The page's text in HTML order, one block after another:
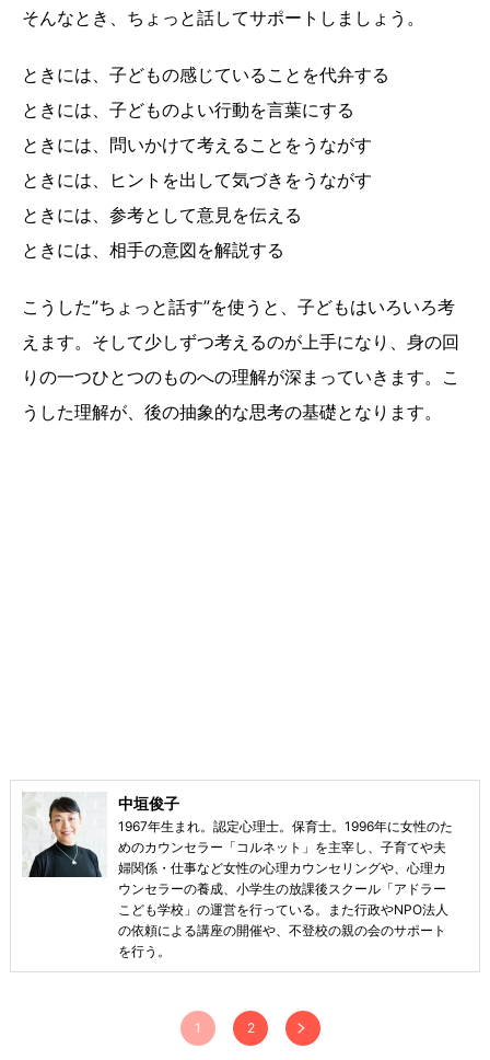
そんなとき、ちょっと話してサポートしましょう。
ときには、子どもの感じていることを代弁する
ときには、子どものよい行動を言葉にする
ときには、問いかけて考えることをうながす
ときには、ヒントを出して気づきをうながす
ときには、参考として意見を伝える
ときには、相手の意図を解説する
こうした”ちょっと話す”を使うと、子どもはいろいろ考
えます。そして少しずつ考えるのが上手になり、身の回
りの一つひとつのものへの理解が深まっていきます。こ
うした理解が、後の抽象的な思考の基礎となります。
中垣俊子
1967年生まれ。認定心理士。保育士。1996年に女性のた
めのカウンセラー「コルネット」を主宰し、子育てや夫
婦関係・仕事など女性の心理カウンセリングや、心理カ
ウンセラーの養成、小学生の放課後スクール「アドラー
こども学校」の運営を行っている。また行政やNPO法人
の依頼による講座の開催や、不登校の親の会のサポート
を行う。
1 2